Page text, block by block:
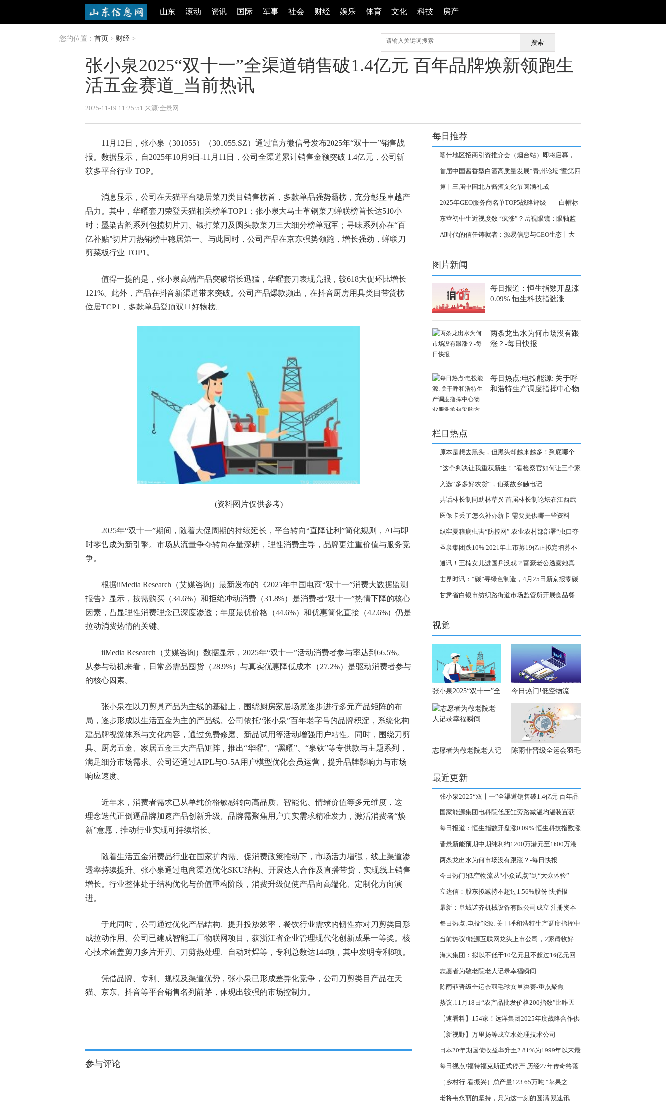
山东 滚动 资讯 国际 军事 社会 财经 娱乐 体育 文化 科技 房产
您的位置： 首页 > 财经 > 搜索
张小泉2025“双十一”全渠道销售破1.4亿元 百年品牌焕新领跑生
活五金赛道_当前热讯
2025-11-19 11:25:51 来源:全景网
11月12日，张小泉（301055）（301055.SZ）通过官方微信号发布2025年“双十一”销售战
报。数据显示，自2025年10月9日-11月11日，公司全渠道累计销售金额突破 1.4亿元，公司斩
获多平台行业 TOP。
消息显示，公司在天猫平台稳居菜刀类目销售榜首，多款单品强势霸榜，充分彰显卓越产
品力。其中，华曜套刀荣登天猫相关榜单TOP1；张小泉大马士革钢菜刀蝉联榜首长达510小
时；墨染古韵系列包揽切片刀、锻打菜刀及圆头款菜刀三大细分榜单冠军；寻味系列亦在“百
亿补贴”切片刀热销榜中稳居第一。与此同时，公司产品在京东强势领跑，增长强劲，蝉联刀
剪菜板行业 TOP1。
值得一提的是，张小泉高端产品突破增长迅猛，华曜套刀表现亮眼，较618大促环比增长
121%。此外，产品在抖音新渠道带来突破。公司产品爆款频出，在抖音厨房用具类目带货榜
位居TOP1，多款单品登顶双11好物榜。
(资料图片仅供参考)
2025年“双十一”期间，随着大促周期的持续延长，平台转向“直降让利”简化规则，AI与即
时零售成为新引擎。市场从流量争夺转向存量深耕，理性消费主导，品牌更注重价值与服务竞
争。
根据iiMedia Research（艾媒咨询）最新发布的《2025年中国电商“双十一”消费大数据监测
报告》显示，按需购买（34.6%）和拒绝冲动消费（31.8%）是消费者“双十一”热情下降的核心
因素，凸显理性消费理念已深度渗透；年度最优价格（44.6%）和优惠简化直接（42.6%）仍是
拉动消费热情的关键。
iiMedia Research（艾媒咨询）数据显示，2025年“双十一”活动消费者参与率达到66.5%。
从参与动机来看，日常必需品囤货（28.9%）与真实优惠降低成本（27.2%）是驱动消费者参与
的核心因素。
张小泉在以刀剪具产品为主线的基础上，围绕厨房家居场景逐步进行多元产品矩阵的布
局，逐步形成以生活五金为主的产品线。公司依托“张小泉”百年老字号的品牌积淀，系统化构
建品牌视觉体系与文化内容，通过免费修磨、新品试用等活动增强用户粘性。同时，围绕刀剪
具、厨房五金、家居五金三大产品矩阵，推出“华曜”、“黑曜”、“泉钛”等专供款与主题系列，
满足细分市场需求。公司还通过AIPL与O-5A用户模型优化会员运营，提升品牌影响力与市场
响应速度。
近年来，消费者需求已从单纯价格敏感转向高品质、智能化、情绪价值等多元维度，这一
理念迭代正倒逼品牌加速产品创新升级。品牌需聚焦用户真实需求精准发力，激活消费者“焕
新”意愿，推动行业实现可持续增长。
随着生活五金消费品行业在国家扩内需、促消费政策推动下，市场活力增强，线上渠道渗
透率持续提升。张小泉通过电商渠道优化SKU结构、开展达人合作及直播带货，实现线上销售
增长。行业整体处于结构优化与价值重构阶段，消费升级促使产品向高端化、定制化方向演
进。
于此同时，公司通过优化产品结构、提升投放效率，餐饮行业需求的韧性亦对刀剪类目形
成拉动作用。公司已建成智能工厂物联网项目，获浙江省企业管理现代化创新成果一等奖。核
心技术涵盖剪刀多片开刃、刀剪热处理、自动对焊等，专利总数达144项，其中发明专利8项。
凭借品牌、专利、规模及渠道优势，张小泉已形成差异化竞争，公司刀剪类目产品在天
猫、京东、抖音等平台销售名列前茅，体现出较强的市场控制力。
参与评论
每日推荐
喀什地区招商引资推介会（烟台站）即将启幕，
诚邀莅临！
首届中国酱香型白酒高质量发展“青州论坛”暨第四
届北方酱酒生产技术交流会圆满举行
第十三届中国北方酱酒文化节圆满礼成
2025年GEO服务商名单TOP5战略评级——白帽标
准与长期价值的工程化保障
东营初中生近视度数 “疯涨”？岳视眼镜：眼轴监
测 + 功能性镜片，科学 “控” 度数
AI时代的信任铸就者：源易信息与GEO生态十大
图片新闻
每日报道：恒生指数开盘涨
0.09% 恒生科技指数涨
两条龙出水为何市场没有跟
涨？-每日快报
每日热点:电投能源: 关于呼
和浩特生产调度指挥中心物
交易公告内容摘要
栏目热点
原本是想去黑头，但黑头却越来越多！到底哪个
环节出了错？-天天视点
“这个判决让我重获新生！”看检察官如何让三个家
庭回归平静的生活
入选“多多好农货”，仙茶故乡触电记
共话林长制同助林草兴 首届林长制论坛在江西武
宁开幕
医保卡丢了怎么补办新卡 需要提供哪一些资料
织牢夏粮病虫害“防控网” 农业农村部部署“虫口夺
粮”保丰收_当前动态
圣泉集团跌10% 2021年上市募19亿正拟定增募不
超10亿 微速讯
通讯！王楠女儿进国乒没戏？富豪老公透露她真
实水平，请刘国梁恩师指点
世界时讯：“碳”寻绿色制造，4月25日新京报零碳
研究院走进无锡
甘肃省白银市纺织路街道市场监管所开展食品餐
视觉
张小泉2025“双十一”全
渠道销售破1.4亿元 百
年品牌焕新领跑生活五
金赛道_当前热讯
今日热门!低空物流
从“小众试点”到“大众
体验”
志愿者为敬老院老人记
陈雨菲晋级全运会羽毛
最近更新
张小泉2025“双十一”全渠道销售破1.4亿元 百年品
牌焕新领跑生活五金赛道_当前热讯
国家能源集团电科院低压缸旁路减温均温装置获
发明专利授权-即时
每日报道：恒生指数开盘涨0.09% 恒生科技指数涨
0.37%
晋景新能预期中期纯利约1200万港元至1600万港
元-当前热议
两条龙出水为何市场没有跟涨？-每日快报
今日热门!低空物流从“小众试点”到“大众体验”
立达信：股东拟减持不超过1.56%股份 快播报
最新：阜城诺齐机械设备有限公司成立 注册资本
30万人民币
每日热点:电投能源: 关于呼和浩特生产调度指挥中
心物业服务承包采购方式暨关联交易公告内容摘要
当前热议!能源互联网龙头上市公司，2家请收好
（2025/11/18）
海大集团：拟以不低于10亿元且不超过16亿元回
购公司股份|热闻
志愿者为敬老院老人记录幸福瞬间
陈雨菲晋级全运会羽毛球女单决赛-重点聚焦
热议:11月18日“农产品批发价格200指数”比昨天
下降0.03个点
【速看料】154家！远洋集团2025年度战略合作供
应商及优质供方短名单公布
【新视野】万里扬等成立水处理技术公司
日本20年期国债收益率升至2.81%为1999年以来最
高 今日热讯
每日视点!福特福克斯正式停产 历经27年传奇终落
（乡村行·看振兴）总产量123.65万吨 “苹果之
乡”洛川全产业链协同发力
老将韦永丽的坚持，只为这一刻的圆满|观速讯